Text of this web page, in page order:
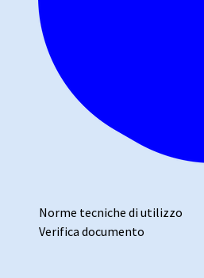
Norme tecniche di utilizzo
Verifica documento